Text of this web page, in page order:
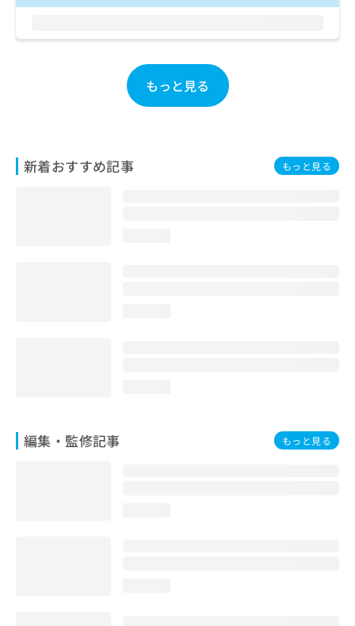
もっと見る
新着おすすめ記事 もっと見る
編集・監修記事 もっと見る
お
い